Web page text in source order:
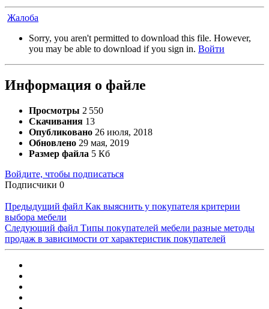
Жалоба
Sorry, you aren't permitted to download this file. However,
you may be able to download if you sign in. Войти
Информация о файле
Просмотры 2 550
Скачивания 13
Опубликовано 26 июля, 2018
Обновлено 29 мая, 2019
Размер файла 5 Кб
Войдите, чтобы подписаться
Подписчики 0
Предыдущий файл Как выяснить у покупателя критерии
выбора мебели
Следующий файл Типы покупателей мебели разные методы
продаж в зависимости от характеристик покупателей